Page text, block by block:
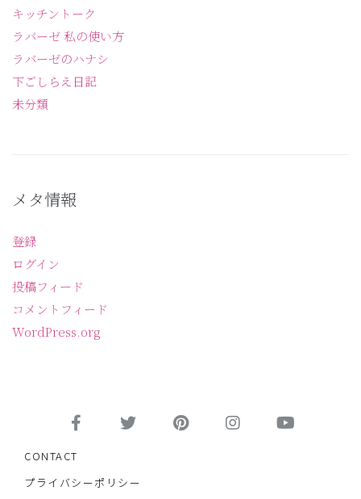
キッチントーク
ラバーゼ 私の使い方
ラバーゼのハナシ
下ごしらえ日記
未分類
メタ情報
登録
ログイン
投稿フィード
コメントフィード
WordPress.org
CONTACT
プライバシーポリシー